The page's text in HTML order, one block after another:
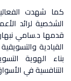
كما شهدت
الشخصية لرائد
قدمها د.سامي
القيادية
بناء الهوية
التنافسية في